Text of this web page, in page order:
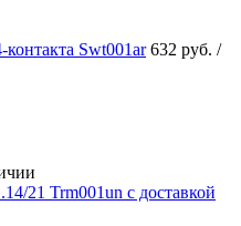
Swt001ar 632 руб. /